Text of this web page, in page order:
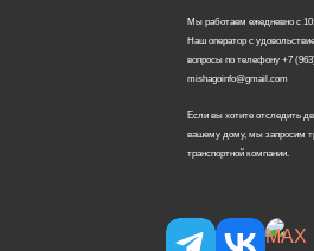
Мы работаем ежедневно с
Наш оператор с
вопросы по телефону +7
mishagoinfo@gmail.com
Если вы хотите отследить
вашему дому, мы запросим
транспортной компании.